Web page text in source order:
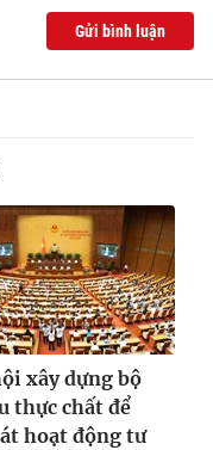
Gửi bình luận
xây dựng bộ
thực chất để
hoạt động tư